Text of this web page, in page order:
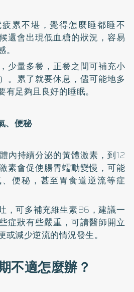
累不堪，覺得怎麼睡都睡不
還會出現低血糖的狀況，容易
少量多餐，正餐之間可補充小
。累了就要休息，儘可能地多
有足夠且良好的睡眠。
、便秘
內持續分泌的黃體激素，到12
素會促使腸胃蠕動變慢，可能
便秘，甚至胃食道逆流等症
，可多補充維生素B6，建議一
症狀有些嚴重，可請醫師開立
或減少逆流的情況發生。
不適怎麼辦？